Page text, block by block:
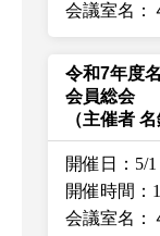
会議室名：
令和7年度
会員総会
（主催者
開催日：5/1
開催時間：
会議室名：